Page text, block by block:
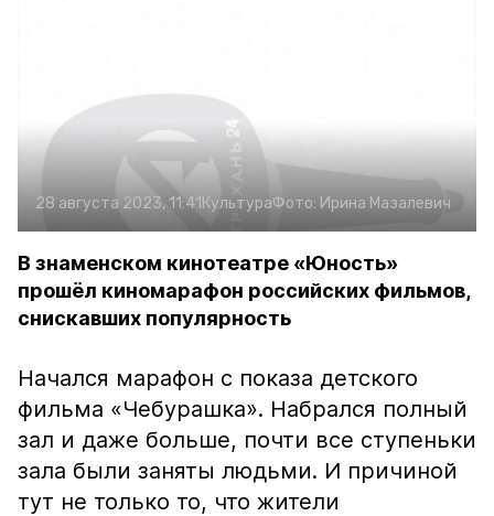
28 августа 2023, 11:41 КультураФото: Ирина Мазалевич
В знаменском кинотеатре «Юность»
прошёл киномарафон российских фильмов,
снискавших популярность
Начался марафон с показа детского
фильма «Чебурашка». Набрался полный
зал и даже больше, почти все ступеньки
зала были заняты людьми. И причиной
тут не только то, что жители